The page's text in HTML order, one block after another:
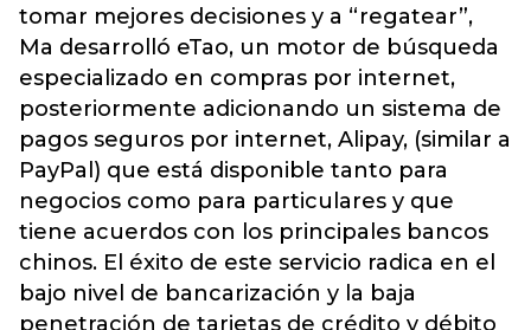
tomar mejores decisiones y a “regatear”,
Ma desarrolló eTao, un motor de búsqueda
especializado en compras por internet,
posteriormente adicionando un sistema de
pagos seguros por internet, Alipay, (similar a
PayPal) que está disponible tanto para
negocios como para particulares y que
tiene acuerdos con los principales bancos
chinos. El éxito de este servicio radica en el
bajo nivel de bancarización y la baja
penetración de tarjetas de crédito y débito